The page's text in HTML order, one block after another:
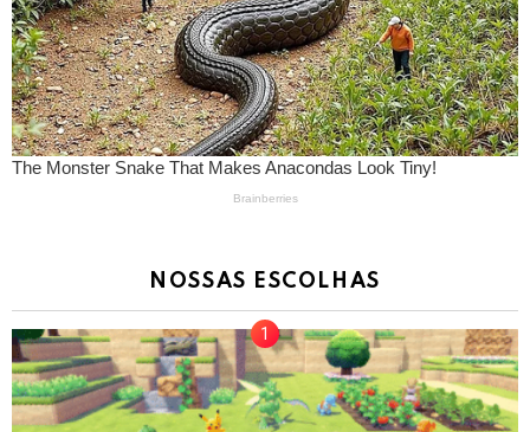
NOSSAS ESCOLHAS